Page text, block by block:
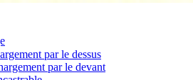
par le dessus
par le devant